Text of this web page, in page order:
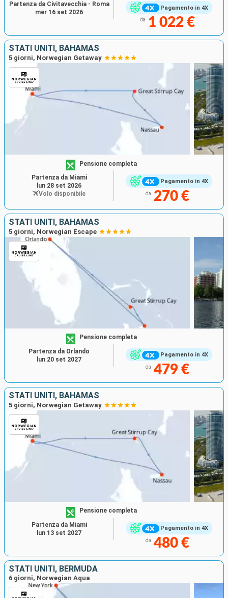
Pagamento in 4X
da 1 022 €
Partenza da Civitavecchia - Roma
mer 16 set 2026
STATI UNITI, BAHAMAS
5 giorni, Norwegian Getaway
Pagamento in 4X
Pensione completa
da 270 €
Partenza da Miami
lun 28 set 2026
Volo disponibile
STATI UNITI, BAHAMAS
5 giorni, Norwegian Escape
Pagamento in 4X
Pensione completa
da 479 €
Partenza da Orlando
lun 20 set 2027
STATI UNITI, BAHAMAS
5 giorni, Norwegian Getaway
Pagamento in 4X
Pensione completa
da 480 €
Partenza da Miami
lun 13 set 2027
STATI UNITI, BERMUDA
6 giorni, Norwegian Aqua